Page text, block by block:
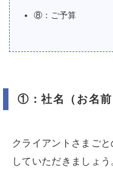
⑧：ご予算
①：社名（お名前
クライアントさまご
していただきましょ